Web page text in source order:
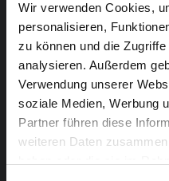
Wir verwenden Cookies,
personalisieren,
zu können und die
analysieren. Außerdem
Verwendung unserer
soziale Medien, Werbung
Partner führen diese
weiteren Daten
auditive- oder
Parcours durch die
Entdeckungsreise der
Doch nicht nur die
gestern war heute- wird
Kulturzentrums fördern
Eupen geben. Auch die